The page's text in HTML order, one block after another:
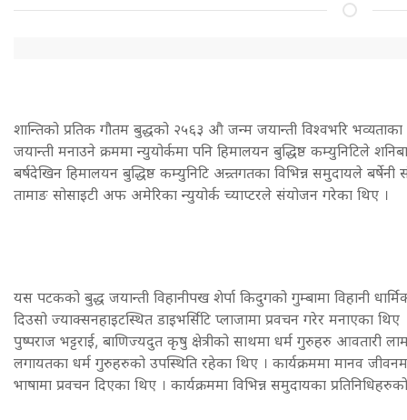
शान्तिको प्रतिक गौतम बुद्धको २५६३ औ जन्म जयान्ती विश्वभरि भव्यताका
जयान्ती मनाउने क्रममा न्युयोर्कमा पनि हिमालयन बुद्धिष्ठ कम्युनिटिले
बर्षदेखिन हिमालयन बुद्धिष्ठ कम्युनिटि अन्र्तगतका विभिन्न समुदायले
तामाङ सोसाइटी अफ अमेरिका न्युयोर्क च्याप्टरले संयोजन गरेका थिए ।
यस पटकको बुद्ध जयान्ती विहानीपख शेर्पा किदुगको गुम्बामा विहानी
दिउसो ज्याक्सनहाइटस्थित डाइभर्सिटि प्लाजामा प्रवचन गरेर मनाएका
पुष्पराज भट्टराई, बाणिज्यदुत कृषु क्षेत्रीको साथमा धर्म गुरुहरु आवतारी
लगायतका धर्म गुरुहरुको उपस्थिति रहेका थिए । कार्यक्रममा मानव
भाषामा प्रवचन दिएका थिए । कार्यक्रममा विभिन्न समुदायका